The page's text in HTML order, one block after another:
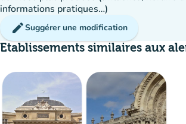
informations pratiques…)
editSuggérer une modification
Etablissements similaires aux